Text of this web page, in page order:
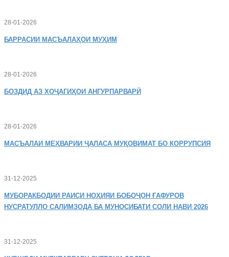
28-01-2026
БАРРАСИИ МАСЪАЛАҲОИ МУҲИМ
28-01-2026
БОЗДИД АЗ ХОҶАГИҲОИ АНГУРПАРВАРӢ
28-01-2026
МАСЪАЛАИ МЕҲВАРИИ ҶАЛАСА МУҚОВИМАТ БО КОРРУПСИЯ
31-12-2025
МУБОРАКБОДИИ РАИСИ НОҲИЯИ БОБОҶОН ҒАФУРОВ
НУСРАТУЛЛО САЛИМЗОДА БА МУНОСИБАТИ СОЛИ НАВИ 2026
31-12-2025